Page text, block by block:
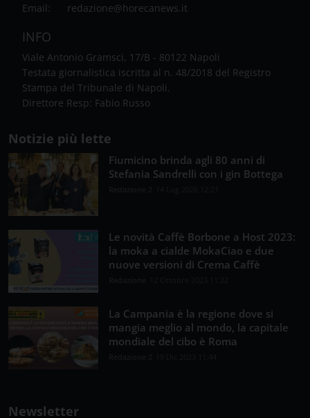
Email: redazione@horecanews.it
INFO
Viale Antonio Gramsci, 17/B - 80122 Napoli
Testata giornalistica iscritta al n. 48/2018 del Registro
Stampa del Tribunale di Napoli.
Direttore Resp: Fabio Russo
Notizie più lette
Fiumicino brinda agli 80 anni di
Stefania Sandrelli con i gin Bottega
Le novità Caffè Borbone a Host 2023:
la moka a cialde MokaCiao e due
nuove versioni di Crema Caffè
La Campania è la regione dove si
mangia meglio al mondo, la capitale
mondiale del cibo è Roma
Newsletter